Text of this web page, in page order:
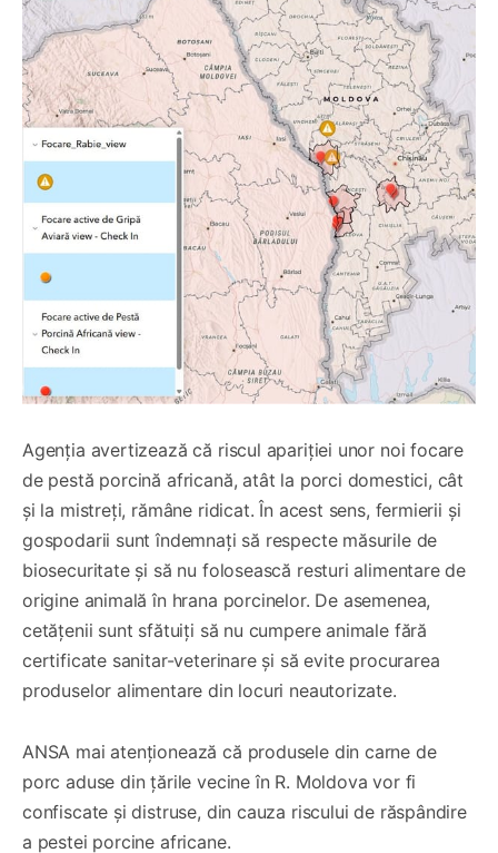
Agenția avertizează că riscul apariției unor noi focare
de pestă porcină africană, atât la porci domestici, cât
și la mistreți, rămâne ridicat. În acest sens, fermierii și
gospodarii sunt îndemnați să respecte măsurile de
biosecuritate și să nu folosească resturi alimentare de
origine animală în hrana porcinelor. De asemenea,
cetățenii sunt sfătuiți să nu cumpere animale fără
certificate sanitar-veterinare și să evite procurarea
produselor alimentare din locuri neautorizate.
ANSA mai atenționează că produsele din carne de
porc aduse din țările vecine în R. Moldova vor fi
confiscate și distruse, din cauza riscului de răspândire
a pestei porcine africane.